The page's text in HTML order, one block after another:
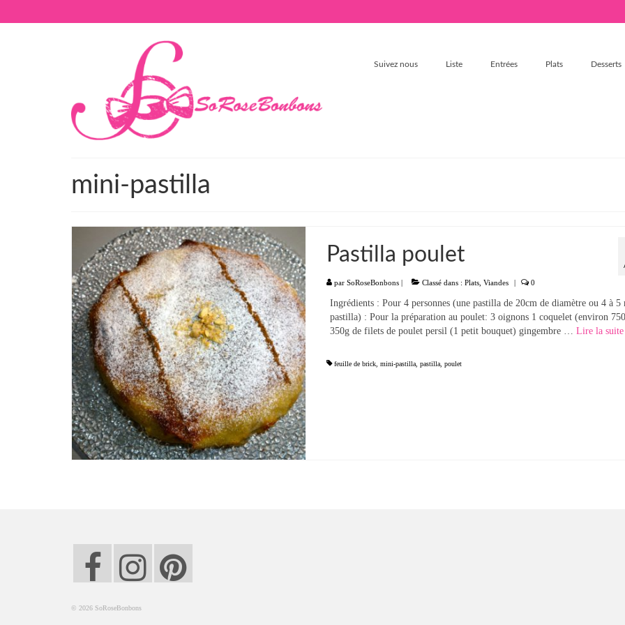
Suivez nous Liste Entrées Plats Desserts
mini-pastilla
Pastilla poulet
par SoRoseBonbons| Classé dans : Plats, Viandes | 0
Ingrédients : Pour 4 personnes (une pastilla de 20cm de diamètre ou 4 à 5
pastilla) : Pour la préparation au poulet: 3 oignons 1 coquelet (environ
350g de filets de poulet persil (1 petit bouquet) gingembre … Lire la suite­­
feuille de brick, mini-pastilla, pastilla, poulet
© 2026 SoRoseBonbons